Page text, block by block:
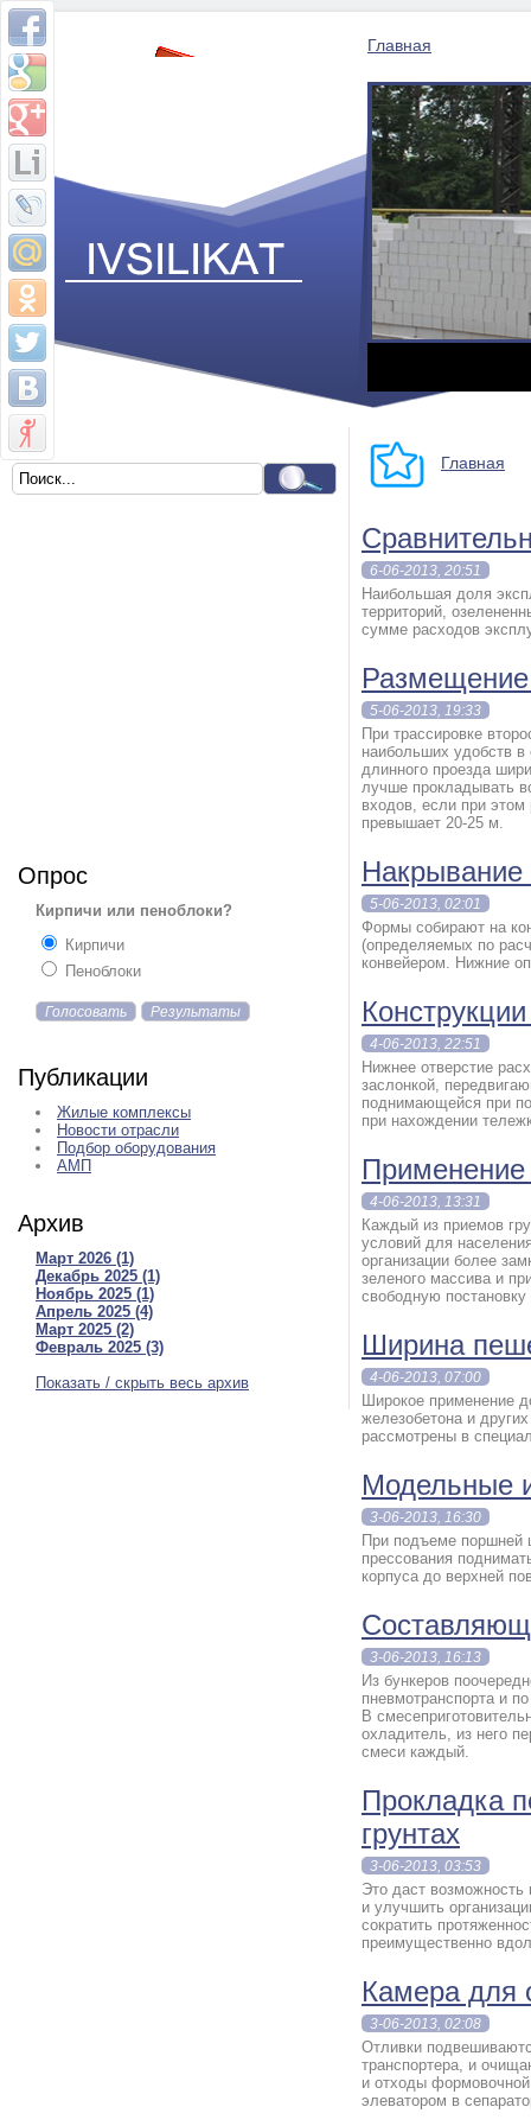
Главная
Опрос
Кирпичи или пеноблоки?
Кирпичи
Пеноблоки
Голосовать Результаты
Публикации
Жилые комплексы
Новости отрасли
Подбор оборудования
АМП
Архив
Март 2026 (1)
Декабрь 2025 (1)
Ноябрь 2025 (1)
Апрель 2025 (4)
Март 2025 (2)
Февраль 2025 (3)
Показать / скрыть весь архив
Главная
6-06-2013, 20:51
Наибольшая доля
территорий,
сумме расходов
5-06-2013, 19:33
При трассировке
наибольших удобств в
длинного проезда
лучше прокладывать
входов, если при
превышает 20-25 м.
Накрывание
5-06-2013, 02:01
Формы собирают на
(определяемых по
конвейером. Нижние
4-06-2013, 22:51
Нижнее отверстие
заслонкой,
поднимающейся при
при нахождении
4-06-2013, 13:31
Каждый из приемов
условий для
организации более
зеленого массива и
свободную
Ширина
4-06-2013, 07:00
Широкое применение
железобетона и
рассмотрены в
Модельные
3-06-2013, 16:30
При подъеме поршней
прессования
корпуса до верхней
3-06-2013, 16:13
Из бункеров
пневмотранспорта и
В
охладитель, из него
смеси каждый.
Прокладка
грунтах
3-06-2013, 03:53
Это даст возможность
и улучшить
сократить
преимущественно
Камера для
3-06-2013, 02:08
Отливки
транспортера, и
и отходы
элеватором в